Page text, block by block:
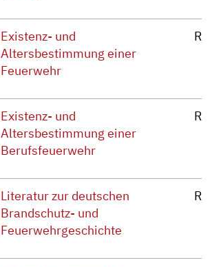
Existenz- und
Altersbestimmung einer
Feuerwehr
Existenz- und
Altersbestimmung einer
Berufsfeuerwehr
Literatur zur deutschen
Brandschutz- und
Feuerwehrgeschichte